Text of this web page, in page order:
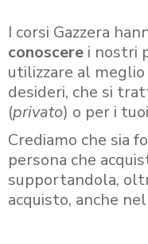
I corsi Gazzera
conoscere i nostri
utilizzare al
desideri, che si
(privato) o per i
Crediamo che sia
persona che
supportandola,
acquisto, anche